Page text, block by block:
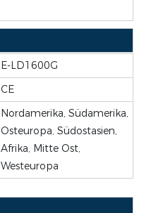
E-LD1600G
CE
Nordamerika, Südamerika,
Osteuropa, Südostasien,
Afrika, Mitte Ost,
Westeuropa